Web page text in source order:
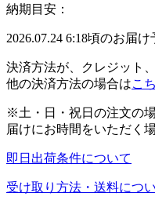
納期目安：
2026.07.24 6:18頃のお届け
決済方法が、クレジット
他の決済方法の場合はこ
※土・日・祝日の注文の
届けにお時間をいただく
即日出荷条件について
受け取り方法・送料につ